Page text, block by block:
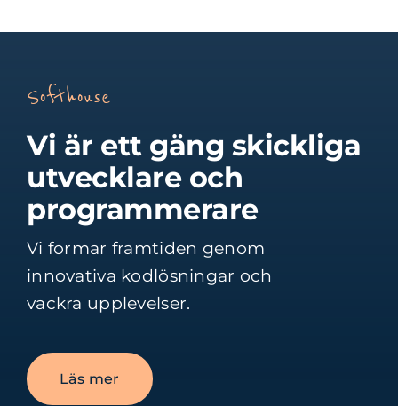
Softhouse
Vi är ett gäng skickliga
utvecklare och
programmerare
Vi formar framtiden genom
innovativa kodlösningar och
vackra upplevelser.
Läs mer